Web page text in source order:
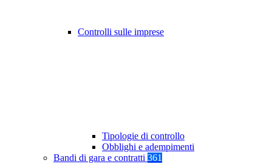
Controlli sulle imprese
Tipologie di controllo
Obblighi e adempimenti
Bandi di gara e contratti 361